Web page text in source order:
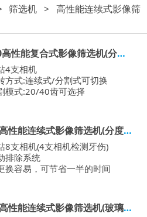
筛选机 > 高性能连续式影像筛
HM-1400高性能复合式影像筛选机(分度盘）
4支相机
方式:连续式/分割式可切换
模式:20/40齿可选择
测牙伤，弯曲，以及针深
KR-1500高性能连续式影像筛选机(分度盘）
8支相机(4支相机检测牙伤)
排除系统
换容易，可节省一半的时间
，最高速度每分钟可达2000支
卫系统(空压元件，感测器，相
KR-3700高性能连续式影像筛选机(玻璃盘）